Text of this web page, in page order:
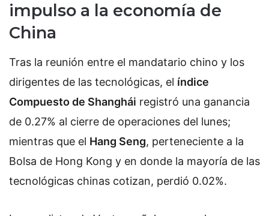
impulso a la economía de
China
Tras la reunión entre el mandatario chino y los
dirigentes de las tecnológicas, el índice
Compuesto de Shanghái registró una ganancia
de 0.27% al cierre de operaciones del lunes;
mientras que el Hang Seng, perteneciente a la
Bolsa de Hong Kong y en donde la mayoría de las
tecnológicas chinas cotizan, perdió 0.02%.